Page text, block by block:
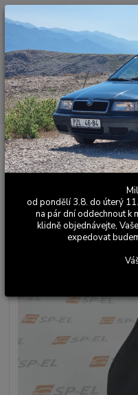
Po - Pá 9:00 - 17:00
Úvod Kožené a látkové doplňky
Manžeta řadicí páky Felicia MAGIC
Manžeta
MAGIC 2
od pondělí 3.8. do úterý
na pár dní oddechnout k
klidně objednávejte,
expedovat